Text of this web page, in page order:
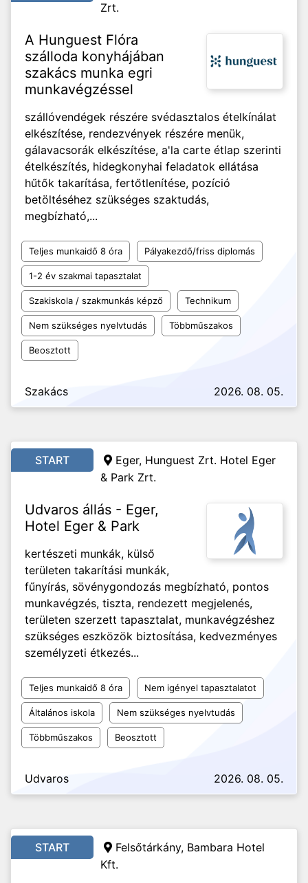
Zrt.
A Hunguest Flóra
szálloda konyhájában
szakács munka egri
munkavégzéssel
szállóvendégek részére svédasztalos ételkínálat
elkészítése, rendezvények részére menük,
gálavacsorák elkészítése, a'la carte étlap szerinti
ételkészítés, hidegkonyhai feladatok ellátása
hűtők takarítása, fertőtlenítése, pozíció
betöltéséhez szükséges szaktudás,
megbízható,...
Teljes munkaidő 8 óra Pályakezdő/friss diplomás
1-2 év szakmai tapasztalat
Szakiskola / szakmunkás képző Technikum
Nem szükséges nyelvtudás Többműszakos
Beosztott
Szakács 2026. 08. 05.
START
Eger, Hunguest Zrt. Hotel Eger
& Park Zrt.
Udvaros állás - Eger,
Hotel Eger & Park
kertészeti munkák, külső
területen takarítási munkák,
fűnyírás, sövénygondozás megbízható, pontos
munkavégzés, tiszta, rendezett megjelenés,
területen szerzett tapasztalat, munkavégzéshez
szükséges eszközök biztosítása, kedvezményes
személyzeti étkezés...
Teljes munkaidő 8 óra Nem igényel tapasztalatot
Általános iskola Nem szükséges nyelvtudás
Többműszakos Beosztott
Udvaros 2026. 08. 05.
START
Felsőtárkány, Bambara Hotel
Kft.